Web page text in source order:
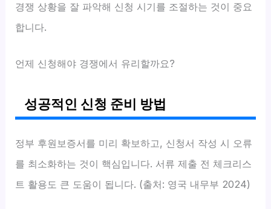
경쟁 상황을 잘 파악해 신청 시기를 조절하는 것이 중요
합니다.
언제 신청해야 경쟁에서 유리할까요?
성공적인 신청 준비 방법
정부 후원보증서를 미리 확보하고, 신청서 작성 시 오류
를 최소화하는 것이 핵심입니다. 서류 제출 전 체크리스
트 활용도 큰 도움이 됩니다. (출처: 영국 내무부 2024)